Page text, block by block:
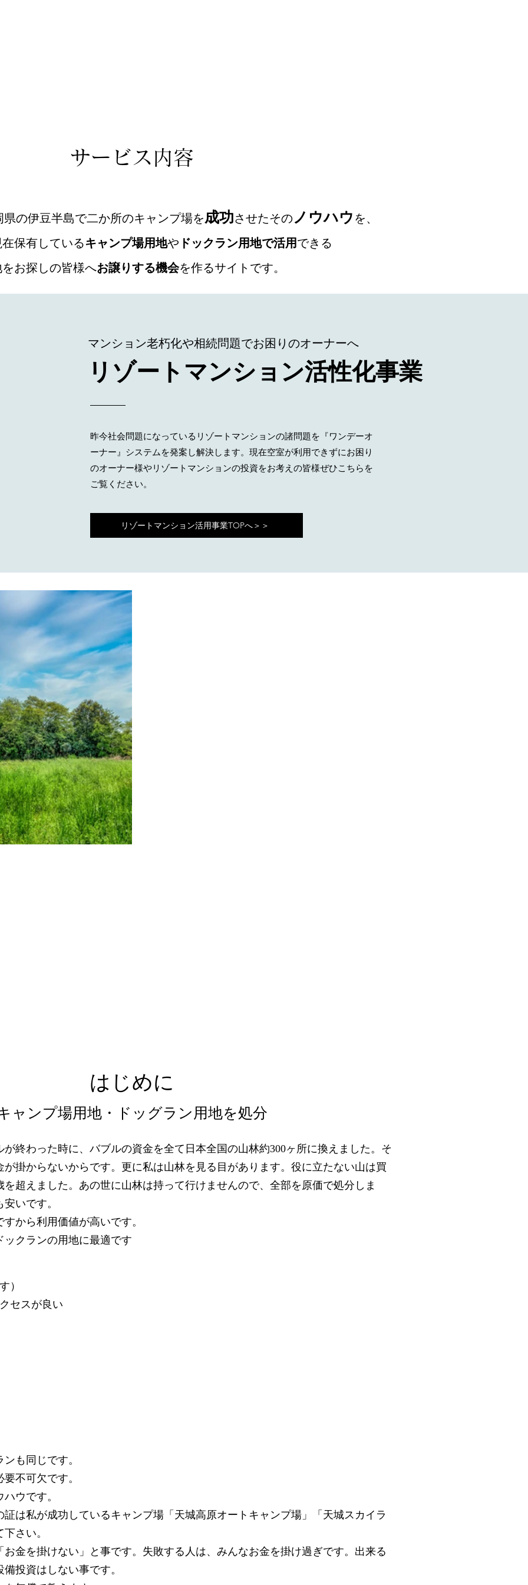
サービス内容
の伊豆半島で二か所のキャンプ場を成功させたそのノウハウ を、
保有しているキャンプ場用地や ドックラン用地で活用できる
お探しの皆様へお譲りする機会を作るサイトです。
​マンション老朽化や相続問題でお困りのオーナーへ
リゾートマンション活性化事業
昨今社会問題になっているリゾートマンションの諸問題を『ワンデーオ
ーナー』システムを発案し解決します。現在空室が利用できずにお困り
のオーナー様やリゾートマンションの投資をお考えの皆様ぜひこちらを
ご覧ください。
リゾートマンション活用事業TOPへ＞＞
はじめに
ャンプ場用地・ドッグラン用地を処分
終わった時に、バブルの資金を全て日本全国の山林約300ヶ所に換えました。そ
掛からないからです。更に私は山林を見る目があります。役に立たない山は買
を超えました。あの世に山林は持って行けませんので、全部を原価で処分しま
いです。
から利用価値が高いです。
クランの用地に最適です
）
セスが良い
も同じです。
不可欠です。
ウです。
は私が成功しているキャンプ場「天城高原オートキャンプ場」「天城スカイラ
さい。
金を掛けない」と事です。失敗する人は、みんなお金を掛け過ぎです。出来る
投資はしない事です。